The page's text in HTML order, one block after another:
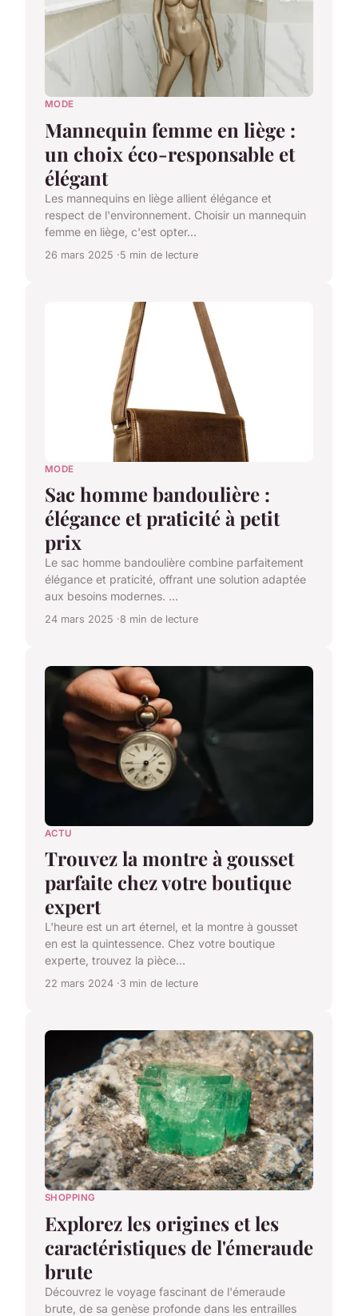
MODE
Mannequin femme en liège :
un choix éco-responsable et
élégant
Les mannequins en liège allient élégance et
respect de l'environnement. Choisir un mannequin
femme en liège, c'est opter...
26 mars 2025 5 min de lecture
MODE
Sac homme bandoulière :
élégance et praticité à petit
prix
Le sac homme bandoulière combine parfaitement
élégance et praticité, offrant une solution adaptée
aux besoins modernes. ...
24 mars 2025 8 min de lecture
ACTU
Trouvez la montre à gousset
parfaite chez votre boutique
expert
L'heure est un art éternel, et la montre à gousset
en est la quintessence. Chez votre boutique
experte, trouvez la pièce...
22 mars 2024 3 min de lecture
SHOPPING
Explorez les origines et les
caractéristiques de l'émeraude
brute
Découvrez le voyage fascinant de l'émeraude
brute, de sa genèse profonde dans les entrailles